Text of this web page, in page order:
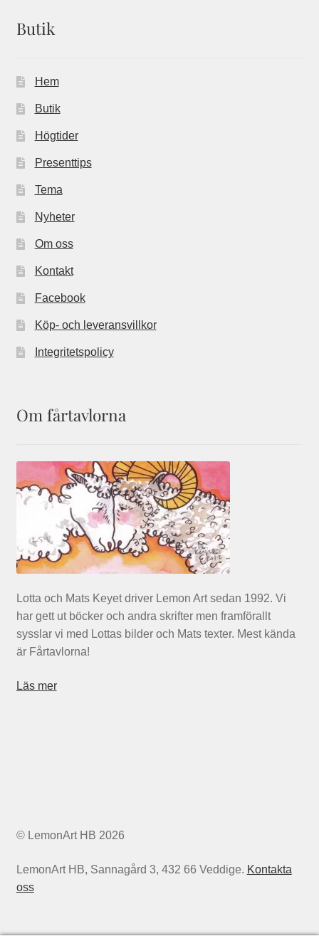
Butik
Hem
Butik
Högtider
Presenttips
Tema
Nyheter
Om oss
Kontakt
Facebook
Köp- och leveransvillkor
Integritetspolicy
Om fårtavlorna
Lotta och Mats Keyet driver Lemon Art sedan 1992. Vi
har gett ut böcker och andra skrifter men framförallt
sysslar vi med Lottas bilder och Mats texter. Mest kända
är Fårtavlorna!
Läs mer
© LemonArt HB 2026
LemonArt HB, Sannagård 3, 432 66 Veddige. Kontakta
oss